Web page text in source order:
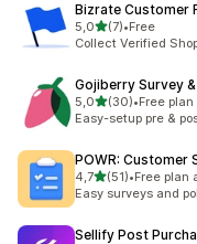
Bizrate Customer
5,0de 5 estrelas
(7)
7 total de avaliações
•Free
Collect Verified
Gojiberry Survey
5,0de 5 estrelas
(30)
30 total de
•Free
Easy-setup pre &
POWR: Customer
4,7de 5 estrelas
(51)
51 total de
•Free plan
Easy surveys and
Sellify Post